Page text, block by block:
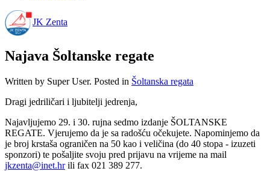
JK Zenta
Najava Šoltanske regate
Written by Super User. Posted in Šoltanska regata
Dragi jedriličari i ljubitelji jedrenja,
Najavljujemo 29. i 30. rujna sedmo izdanje ŠOLTANSKE
REGATE. Vjerujemo da je sa radošću očekujete. Napominjemo da
je broj krstaša ograničen na 50 kao i veličina (do 40 stopa - izuzeti
sponzori) te pošaljite svoju pred prijavu na vrijeme na mail
jkzenta@inet.hrili fax 021 389 277.